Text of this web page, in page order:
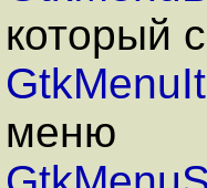
который
меню